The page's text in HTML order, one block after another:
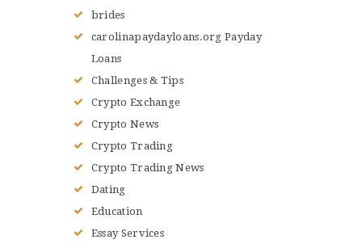
brides
carolinapaydayloans.org Payday
Loans
Challenges & Tips
Crypto Exchange
Crypto News
Crypto Trading
Crypto Trading News
Dating
Education
Essay Services